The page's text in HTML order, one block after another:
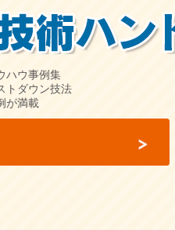
ハウ事例集
トダウン技法
が満載